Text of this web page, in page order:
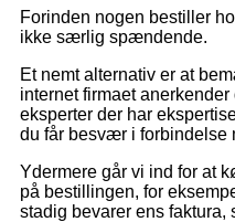
Forinden nogen bestiller
ikke særlig spændende.
Et nemt alternativ er at
internet firmaet
eksperter der har
du får besvær i forbindelse
Ydermere går vi ind for at
på bestillingen, for
stadig bevarer ens